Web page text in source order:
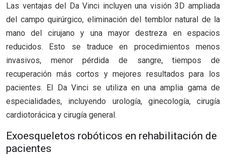
Las ventajas del Da Vinci incluyen una visión 3D ampliada
del campo quirúrgico, eliminación del temblor natural de la
mano del cirujano y una mayor destreza en espacios
reducidos. Esto se traduce en procedimientos menos
invasivos, menor pérdida de sangre, tiempos de
recuperación más cortos y mejores resultados para los
pacientes. El Da Vinci se utiliza en una amplia gama de
especialidades, incluyendo urología, ginecología, cirugía
cardiotorácica y cirugía general.
Exoesqueletos robóticos en rehabilitación de
pacientes